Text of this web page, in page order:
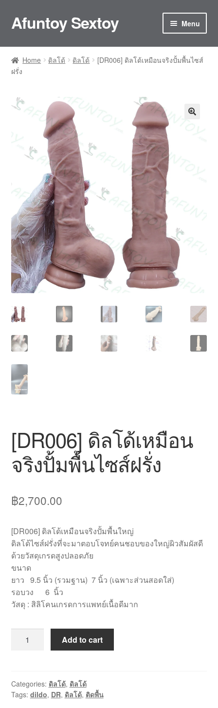
Afuntoy Sextoy Menu
Home
Cart
Checkout
Confirm Payment
My account
ประกันและการดูแลรักษา
สินค้าทั้งหมด
Home ดิลโด้ ดิลโด้
[DR006] ดิลโด้เหมือนจริงปั้มพื้นไซส์
ฝรั่ง
[DR006] ดิลโด้เหมือน
จริงปั้มพื้นไซส์ฝรั่ง
฿2,700.00
[DR006] ดิลโด้เหมือนจริงปั้มพื้นใหญ่
ดิลโด้ไซส์ฝรั่งที่จะมาตอบโจทย์คนชอบของใหญ่ผิวสัมผัสดี
ด้วยวัสดุเกรดสูงปลอดภัย
ขนาด
ยาว 9.5 นิ้ว (รวมฐาน) 7 นิ้ว (เฉพาะส่วนสอดใส่)
รอบวง 6 นิ้ว
วัสดุ : สิลิโคนเกรดการแพทย์เนื้อดีมาก
Add to cart
Categories: ดิลโด้, ดิลโด้
Tags: dildo, DR, ดิลโด้, ติดพื้น